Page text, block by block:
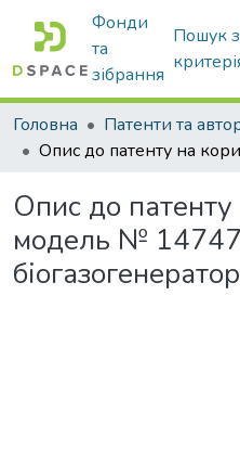
Фонди
та
зібрання
Пошук
Головна
Опис до
модель №